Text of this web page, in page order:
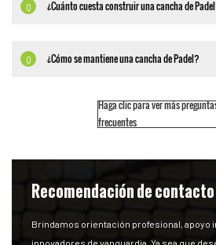
Q ¿Cuánto cuesta construir una cancha de
Q ¿Cómo se mantiene una cancha de Padel?
Haga clic para ver más
frecuentes
Recomendación de contacto
Brindamos orientación profesional, apoyo
innovadores de vanguardia. Ya sea que